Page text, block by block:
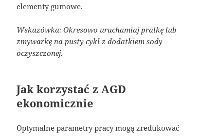
elementy gumowe.
Wskazówka: Okresowo uruchamiaj pralkę lub
zmywarkę na pusty cykl z dodatkiem sody
oczyszczonej.
Jak korzystać z AGD
ekonomicznie
Optymalne parametry pracy mogą zredukować